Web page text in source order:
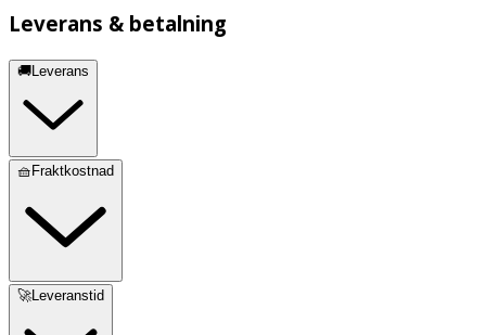
Leverans & betalning
🚚Leverans
🧺Fraktkostnad
🚀Leveranstid